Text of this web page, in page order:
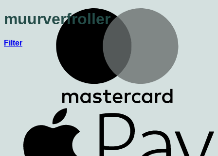
muurverfroller
Filter